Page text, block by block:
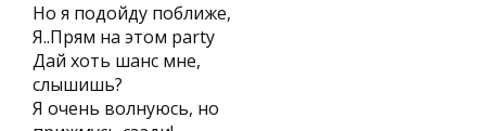
Но я подойду поближе,
Я..Прям на этом party
Дай хоть шанс мне,
слышишь?
Я очень волнуюсь, но